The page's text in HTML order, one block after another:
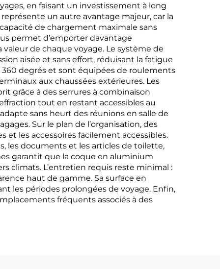
serrure TSA
en faisant un investissement à long
un autre avantage majeur, car la
de chargement maximale sans
permet d’emporter davantage
de chaque voyage. Le système de
aisée et sans effort, réduisant la fatigue
degrés et sont équipées de roulements
aux chaussées extérieures. Les
grâce à des serrures à combinaison
tout en restant accessibles au
sans heurt des réunions en salle de
Sur le plan de l’organisation, des
les accessoires facilement accessibles.
les documents et les articles de toilette,
garantit que la coque en aluminium
climats. L’entretien requis reste minimal :
haut de gamme. Sa surface en
les périodes prolongées de voyage. Enfin,
fréquents associés à des